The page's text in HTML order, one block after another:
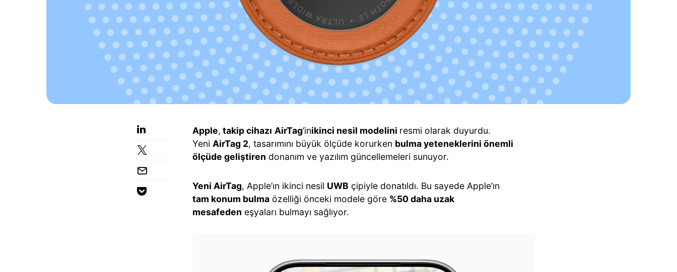
Apple, takip cihazı AirTag’inikinci nesil modelini resmi olarak duyurdu.
Yeni AirTag 2, tasarımını büyük ölçüde korurken bulma yeteneklerini önemli
ölçüde geliştiren donanım ve yazılım güncellemeleri sunuyor.
Yeni AirTag, Apple’ın ikinci nesil UWB çipiyle donatıldı. Bu sayede Apple’ın
tam konum bulma özelliği önceki modele göre %50 daha uzak
mesafeden eşyaları bulmayı sağlıyor.